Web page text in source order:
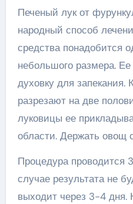
Печеный лук от
народный способ
средства понадобится
небольшого размера.
духовку для запекания.
разрезают на две
луковицы ее
области. Держать овощ
Процедура проводится
случае результата не
выходит через 3-4 дня.